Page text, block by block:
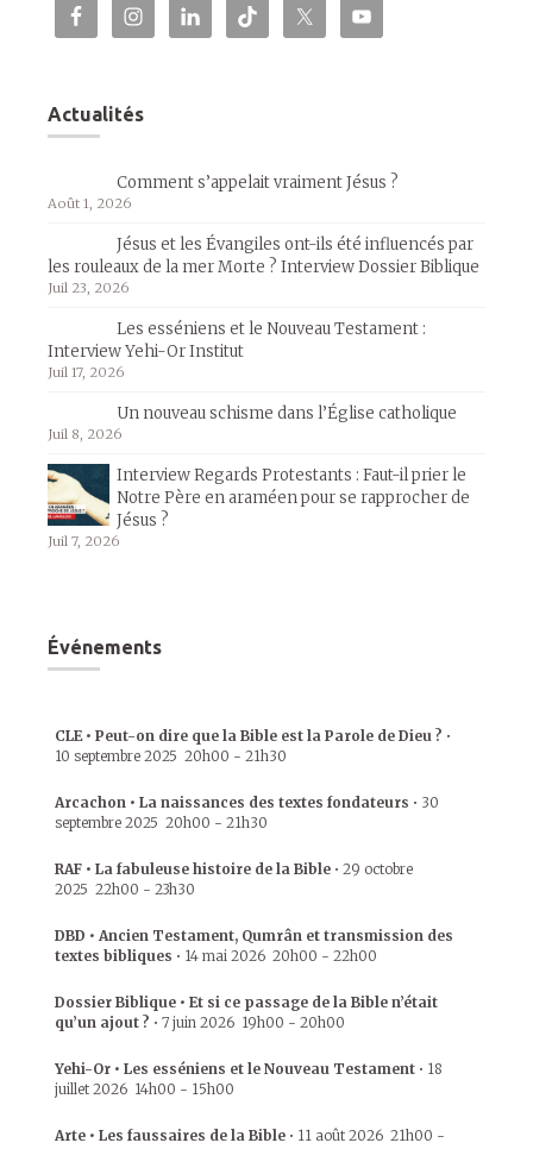
Actualités
Comment s’appelait vraiment Jésus ?
Août 1, 2026
Jésus et les Évangiles ont-ils été influencés par
les rouleaux de la mer Morte ? Interview Dossier Biblique
Juil 23, 2026
Les esséniens et le Nouveau Testament :
Interview Yehi-Or Institut
Juil 17, 2026
Un nouveau schisme dans l’Église catholique
Juil 8, 2026
Interview Regards Protestants : Faut-il prier le
Notre Père en araméen pour se rapprocher de
Jésus ?
Juil 7, 2026
Événements
CLE • Peut-on dire que la Bible est la Parole de Dieu ? •
10 septembre 2025 20h00 - 21h30
Arcachon • La naissances des textes fondateurs • 30
septembre 2025 20h00 - 21h30
RAF • La fabuleuse histoire de la Bible • 29 octobre
2025 22h00 - 23h30
DBD • Ancien Testament, Qumrân et transmission des
textes bibliques • 14 mai 2026 20h00 - 22h00
Dossier Biblique • Et si ce passage de la Bible n’était
qu’un ajout ? • 7 juin 2026 19h00 - 20h00
Yehi-Or • Les esséniens et le Nouveau Testament • 18
juillet 2026 14h00 - 15h00
Arte • Les faussaires de la Bible • 11 août 2026 21h00 -